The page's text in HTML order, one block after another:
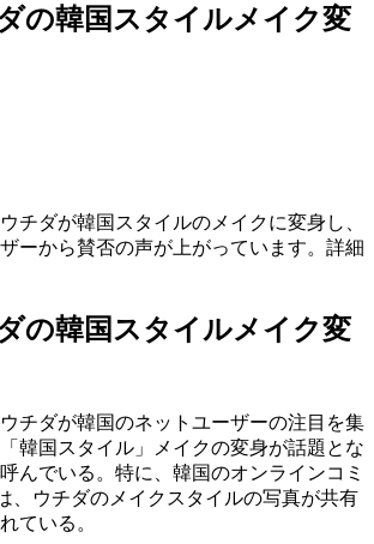
の韓国スタイルメイク変
チダが韓国スタイルのメイクに変身し、
ーから賛否の声が上がっています。詳細
の韓国スタイルメイク変
チダが韓国のネットユーザーの注目を集
韓国スタイル」メイクの変身が話題とな
んでいる。特に、韓国のオンラインコミ
、ウチダのメイクスタイルの写真が共有
ている。